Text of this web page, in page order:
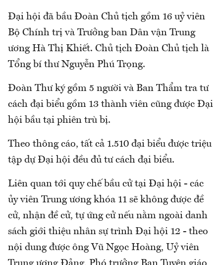
Đại hội đã bầu Đoàn Chủ tịch gồm 16 uỷ viên
Bộ Chính trị và Trưởng ban Dân vận Trung
ương Hà Thị Khiết. Chủ tịch Đoàn Chủ tịch là
Tổng bí thư Nguyễn Phú Trọng.
Đoàn Thư ký gồm 5 người và Ban Thẩm tra tư
cách đại biểu gồm 13 thành viên cũng được Đại
hội bầu tại phiên trù bị.
Theo thông cáo, tất cả 1.510 đại biểu được triệu
tập dự Đại hội đều đủ tư cách đại biểu.
Liên quan tới quy chế bầu cử tại Đại hội - các
ủy viên Trung ương khóa 11 sẽ không được đề
cử, nhận đề cử, tự ứng cử nếu nằm ngoài danh
sách giới thiệu nhân sự trình Đại hội 12 - theo
nội dung được ông Vũ Ngọc Hoàng, Uỷ viên